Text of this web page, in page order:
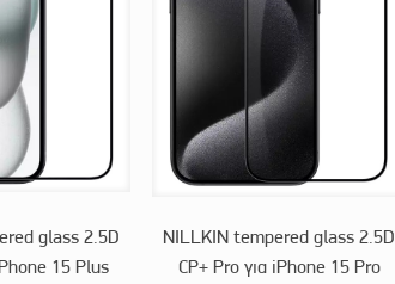
glass 2.5D
15 Plus
NILLKIN tempered glass 2.5D
CP+ Pro για iPhone 15 Pro